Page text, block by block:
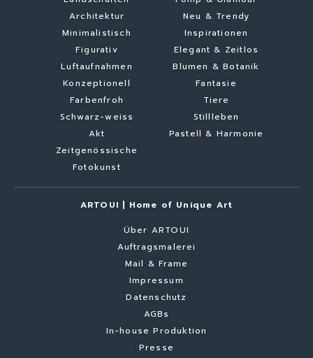
Architektur
Minimalistisch
Figurativ
Luftaufnahmen
Konzeptionell
Farbenfroh
Schwarz-weiss
Akt
Zeitgenössische
Fotokunst
Neu & Trendy
Inspirationen
Elegant & Zeitlos
Blumen & Botanik
Fantasie
Tiere
Stillleben
Pastell & Harmonie
ARTOUI | Home of Unique Art
Über ARTOUI
Auftragsmalerei
Mail & Frame
Impressum
Datenschutz
AGBs
In-house Produktion
Presse